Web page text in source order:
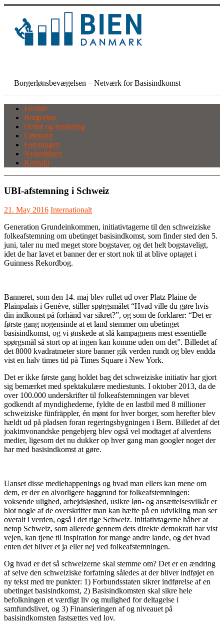
Skip
content
Borgerlønsbevægelsen – Netværk for Basisindkomst
Forside
Borgerløn
Debat og forskning
Litteratur
Foreningen
Nyhedsbrev
Kontakt
UBI-afstemning i Schweiz
21. May 2016 Internationalt
Generation Grundeinkommen, initiativtagerne til den schweiziske
folkeafstemning om ubetinget basisindkomst, som finder sted den 5.
juni, taler nu med meget store bogstaver, og det helt bogstaveligt,
idet de har lavet et banner der er stort nok til at blive optaget i
Guinness Rekordbog.
Banneret, som den 14. maj blev rullet ud over Platz Plaine de
Plainpalais i Genève, stiller spørgsmålet “Hvad ville du gøre hvis
din indkomst på forhånd var sikret?”, og som de forklarer: “Det er
første gang nogensinde at et land stemmer om ubetinget
basisindkomst, og vi ønskede at slå kampagnens mest essentielle
spørgsmål så stort op at ingen kan komme uden om det”. Billedet af
det 8000 kvadratmeter store banner gik verden rundt og blev endda
vist en halv times tid på Times Square i New York.
Det er ikke første gang holdet bag det schweiziske initiativ har gjort
sig bemærket med spektakulære mediestunts. I oktober 2013, da de
over 100.000 underskrifter til folkeafstemningen var blevet
godkendt af myndighederne, fyldte de en lastbil med 8 millioner
schweiziske fünfräppler, én mønt for hver borger, som herefter blev
hældt ud på pladsen foran regeringsbygningen i Bern. Billedet af det
joakimvonandske pengebjerg blev også vel modtaget af alverdens
medier, ligesom det nu dukker op hver gang man googler noget der
har med basisindkomst at gøre.
Uanset disse mediehappenings og hvad man ellers kan mene om
dem, er der en alvorligere baggrund for folkeafstemningen:
voksende ulighed, arbejdsløshed, usikre løn- og ansættelsesvilkår er
blot nogle af de overskrifter man kan hæfte på en udvikling man ser
overalt i verden, også i det rige Schweiz. Initiativtagerne håber at
netop Schweiz, som allerede gennem dets direkte demokrati har vist
vejen, kan tjene til inspiration for mange andre lande, og det hvad
enten det bliver et ja eller nej ved folkeafstemningen.
Og hvad er det så schweizerne skal stemme om? Det er en ændring
af selve den schweiziske forfatning således at der bliver indføjet en
ny tekst med tre punkter: 1) Forbundsstaten sikrer indførelse af en
ubetinget basisindkomst, 2) Basisindkomsten skal sikre hele
befolkningen et værdigt liv og mulighed for deltagelse i
samfundslivet, og 3) Finansieringen af og niveauet på
basisindkomsten fastsættes ved lov.